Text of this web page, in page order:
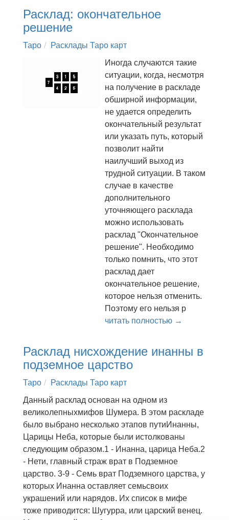
Расклад: окончательное
решение
Таро
Расклады Таро карт
Иногда случаются такие
ситуации, когда, несмотря
на получение в раскладе
обширной информации,
не удается определить
окончательный результат
или указать путь, который
позволит найти
наилучший выход из
трудной ситуации. В таком
случае в качестве
дополнительного
уточняющего расклада
можно использовать
расклад "Окончательное
решение". Необходимо
только помнить, что этот
расклад дает
окончательное решение,
которое нельзя отменить.
Поэтому его нельзя р
читать полностью →
Расклад нисхождение инанны в
подземное царство
Таро
Расклады Таро карт
Данный расклад основан на одном из
великолепныхмифов Шумера. В этом раскладе
было выбрано несколько этапов путиИнанны,
Царицы Неба, которые были истолкованы
следующим образом.1 - Инанна, царица Неба.2
- Нети, главный страж врат в Подземное
царство. 3-9 - Семь врат Подземного царства, у
которых Инанна оставляет семьсвоих
украшений или нарядов. Их список в мифе
тоже приводится: Шугурра, или царский венец.